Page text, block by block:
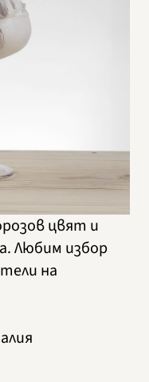
цвят и
Любим избор
на